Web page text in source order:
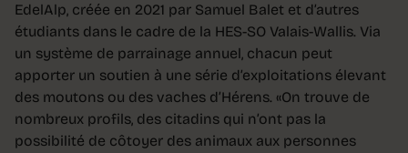
EdelAlp, créée en 2021 par Samuel Balet et d’autres
étudiants dans le cadre de la HES-SO Valais-Wallis. Via
un système de parrainage annuel, chacun peut
apporter un soutien à une série d’exploitations élevant
des moutons ou des vaches d’Hérens. «On trouve de
nombreux profils, des citadins qui n’ont pas la
possibilité de côtoyer des animaux aux personnes